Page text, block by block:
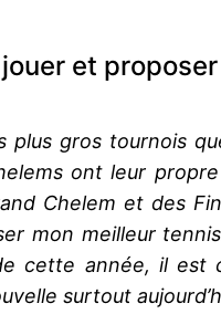
et
plus gros tournois
ont leur
Chelem et des
mon meilleur
cette année, il est
surtout